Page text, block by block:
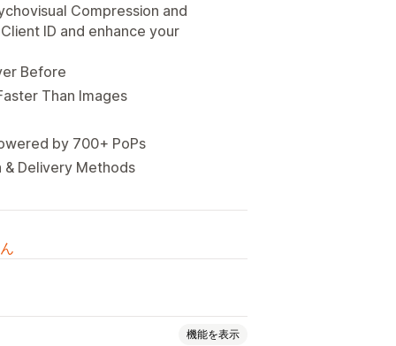
Compression and
ID and enhance your
Before
Than Images
by 700+ PoPs
& Delivery Methods
機能を表示